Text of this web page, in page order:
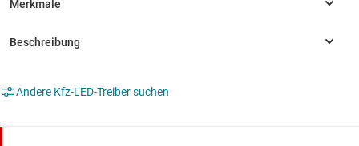
Andere Kfz-LED-Treiber suchen